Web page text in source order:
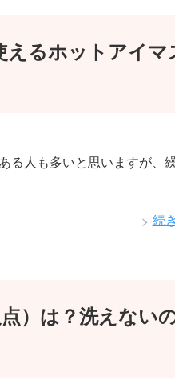
えるホットアイマ
る人も多いと思いますが、
続
）は？洗えない